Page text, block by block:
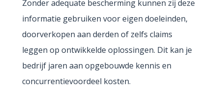
Zonder adequate bescherming kunnen zij deze
informatie gebruiken voor eigen doeleinden,
doorverkopen aan derden of zelfs claims
leggen op ontwikkelde oplossingen. Dit kan je
bedrijf jaren aan opgebouwde kennis en
concurrentievoordeel kosten.